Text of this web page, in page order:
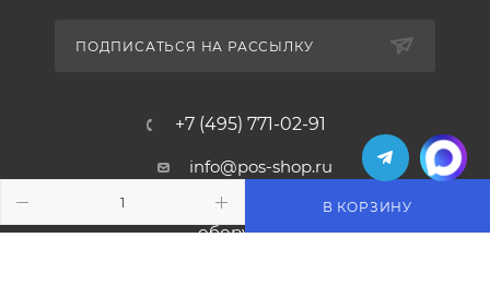
В КОРЗИНУ
ПОДПИСАТЬСЯ НА РАССЫЛКУ
+7 (495) 771-02-91
info@pos-shop.ru
Магазин Интелис торговое
оборудование